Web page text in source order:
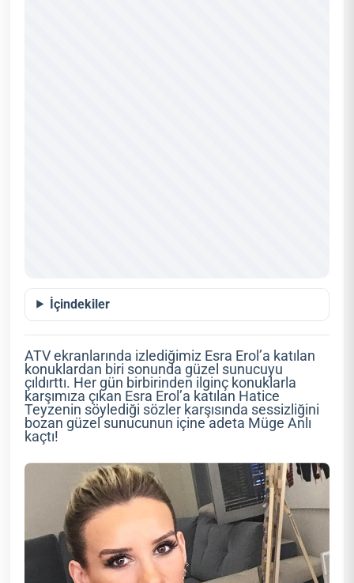
İçindekiler
ATV ekranlarında izlediğimiz Esra Erol’a katılan
konuklardan biri sonunda güzel sunucuyu
çıldırttı. Her gün birbirinden ilginç konuklarla
karşımıza çıkan Esra Erol’a katılan Hatice
Teyzenin söylediği sözler karşısında sessizliğini
bozan güzel sunucunun içine adeta Müge Anlı
kaçtı!